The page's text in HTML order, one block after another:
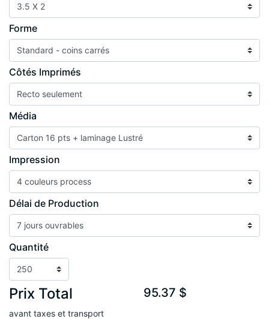
Forme
Côtés Imprimés
Média
Impression
Délai de Production
Quantité
Prix Total
avant taxes et transport
95.37 $